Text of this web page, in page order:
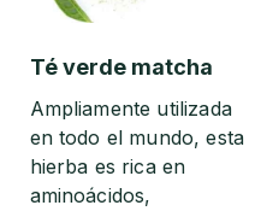
Té verde matcha
Ampliamente utilizada
en todo el mundo, esta
hierba es rica en
aminoácidos,